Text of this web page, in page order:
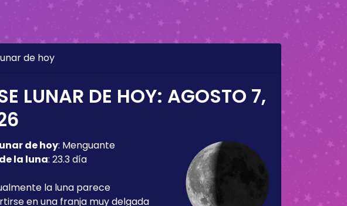
de hoy
LUNAR DE HOY: AGOSTO 7,
de hoy: Menguante
la luna: 23.3 día
la luna parece
en una franja muy delgada